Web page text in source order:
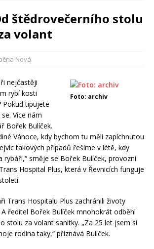
štědrovečerního stolu
volant
Nová
Foto: archiv
nejčastěji
rybí kosti
Pokud tipujete
Více nám
Bořek Bulíček.
Vánoce, kdy bychom tu měli zapíchnutou
takových případů řešíme v létě, kdy
rybáři,“ směje se Bořek Bulíček, provozní
Hospital Plus, která v Řevnicích funguje
Trans Hospitalu Plus zachránili životy
ředitel Bořek Bulíček mnohokrát odběhl
stolu za volant sanitky. „Za 25 let jsem si
rodina taky,“ přiznává Bulíček.